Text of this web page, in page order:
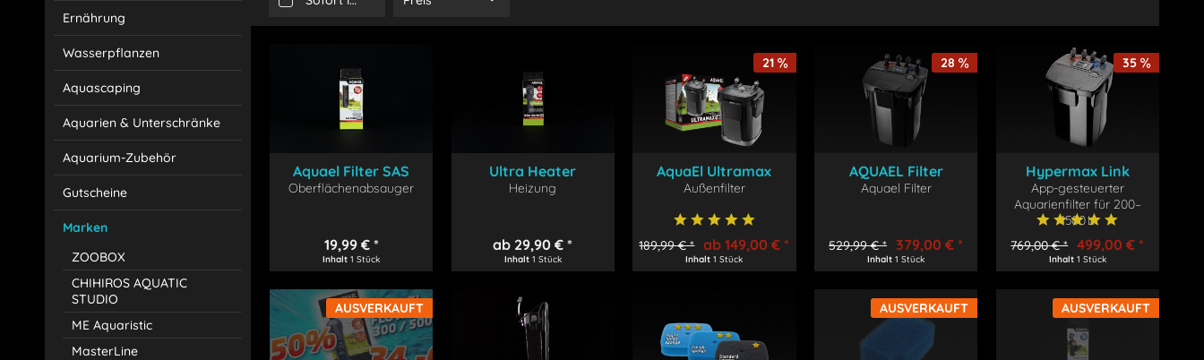
Ernährung
Wasserpflanzen
Aquascaping
Aquarien & Unterschränke
Aquarium-Zubehör
Gutscheine
Marken
ZOOBOX
CHIHIROS AQUATIC
STUDIO
ME Aquaristic
MasterLine
Aquael Filter SAS
500
Oberflächenabsauger
19,99 € *
Inhalt1 Stück
Ultra Heater
Heizung
ab 29,90 € *
Inhalt 1 Stück
21
AquaEl Ultramax
Filter
Außenfilter
189,99 € * ab 149,00 € *
Inhalt1 Stück
28
AQUAEL Filter
HYPERMAX 4500 BT
Aquael Filter
529,99 € * 379,00 € *
Inhalt1 Stück
35
Hypermax Link
App-gesteuerter
Aquarienfilter für 200–
1500 L
769,00 € * 499,00 € *
Inhalt 1 Stück
AUSVERKAUFT AUSVERKAUFT AUSVERKAUFT